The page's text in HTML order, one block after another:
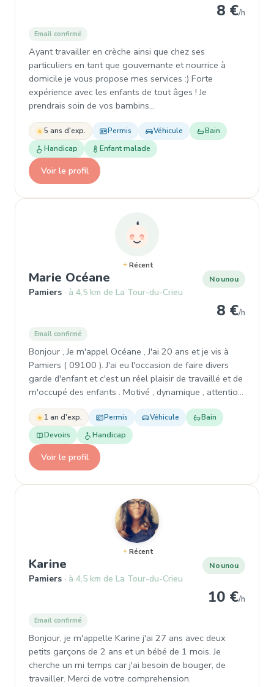
8 €/h
Email confirmé
Ayant travailler en crèche ainsi que chez ses
particuliers en tant que gouvernante et nourrice à
domicile je vous propose mes services :) Forte
expérience avec les enfants de tout âges ! Je
prendrais soin de vos bambins…
5 ans d'exp. Permis Véhicule
Bain
Handicap
Enfant malade
Voir le profil
Récent
Marie Océane , Nounou à Pamiers
Pamiers à 4,5 km de La Tour-du-Crieu
Nounou
8 €/h
Email confirmé
Bonjour , Je m'appel Océane , J'ai 20 ans et je vis à
Pamiers ( 09100 ). J'ai eu l'occasion de faire divers
garde d'enfant et c'est un réel plaisir de travaillé et de
m'occupé des enfants . Motivé , dynamique , attentio…
1 an d'exp. Permis Véhicule
Bain
Devoirs
Handicap
Voir le profil
Récent
Karine
Pamiers à 4,5 km de La Tour-du-Crieu
Nounou
10 €/h
Email confirmé
Bonjour, je m'appelle Karine j'ai 27 ans avec deux
petits garçons de 2 ans et un bébé de 1 mois. Je
cherche un mi temps car j'ai besoin de bouger, de
travailler. Merci de votre comprehension.